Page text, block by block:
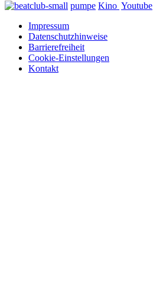
pumpe Kino Youtube
Impressum
Datenschutzhinweise
Barrierefreiheit
Cookie-Einstellungen
Kontakt